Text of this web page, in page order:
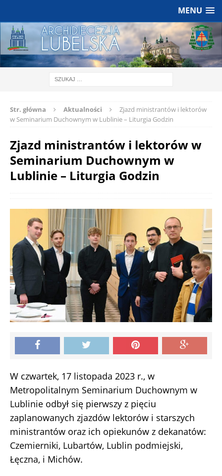
MENU
Str. główna Aktualności
Zjazd ministrantów i lektorów
w Seminarium Duchownym w Lublinie – Liturgia Godzin
Zjazd ministrantów i lektorów w
Seminarium Duchownym w
Lublinie – Liturgia Godzin
W czwartek, 17 listopada 2023 r., w
Metropolitalnym Seminarium Duchownym w
Lublinie odbył się pierwszy z pięciu
zaplanowanych zjazdów lektorów i starszych
ministrantów oraz ich opiekunów z dekanatów:
Czemierniki, Lubartów, Lublin podmiejski,
Łęczna, i Michów.